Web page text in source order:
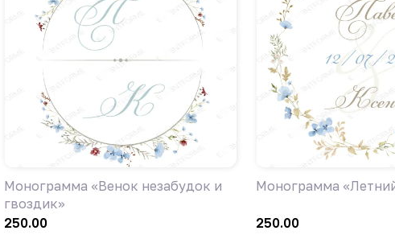
Монограмма «Венок незабудок и
гвоздик»
250.00
Монограмма
250.00